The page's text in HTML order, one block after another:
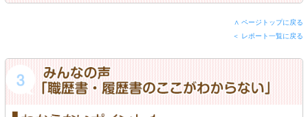
∧ ページトップに戻る
＜ レポート一覧に戻る